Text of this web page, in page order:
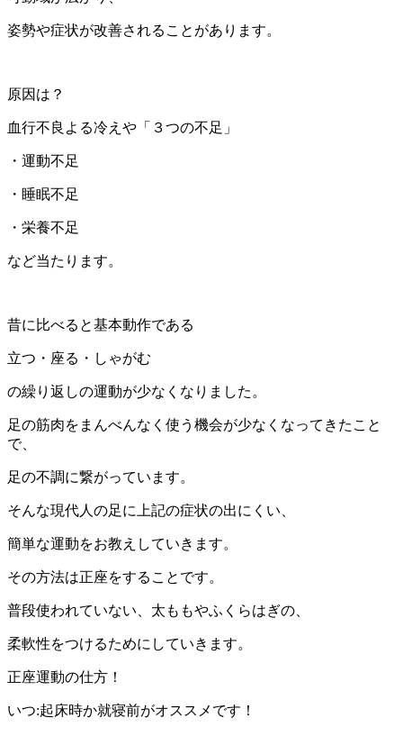
姿勢や症状が改善されることがあります。
原因は？
血行不良よる冷えや「３つの不足」
・運動不足
・睡眠不足
・栄養不足
など当たります。
昔に比べると基本動作である
立つ・座る・しゃがむ
の繰り返しの運動が少なくなりました。
足の筋肉をまんべんなく使う機会が少なくなってきたこと
で、
足の不調に繋がっています。
そんな現代人の足に上記の症状の出にくい、
簡単な運動をお教えしていきます。
その方法は正座をすることです。
普段使われていない、太ももやふくらはぎの、
柔軟性をつけるためにしていきます。
正座運動の仕方！
いつ:起床時か就寝前がオススメです！